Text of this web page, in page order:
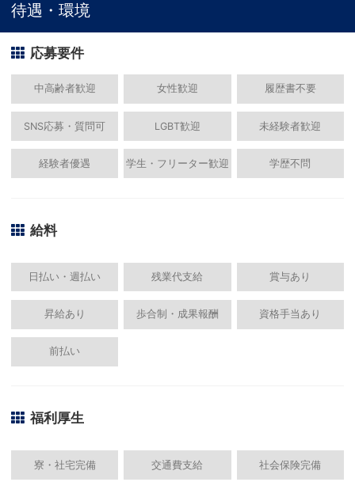
待遇・環境
応募要件
中高齢者歓迎 女性歓迎 履歴書不要
SNS応募・質問可 LGBT歓迎 未経験者歓迎
経験者優遇 学生・フリーター歓迎 学歴不問
給料
日払い・週払い 残業代支給 賞与あり
昇給あり 歩合制・成果報酬 資格手当あり
前払い
福利厚生
寮・社宅完備 交通費支給 社会保険完備